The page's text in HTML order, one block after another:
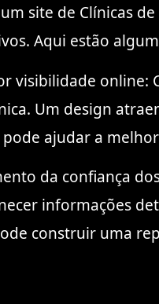
site de Clínicas
Aqui estão
visibilidade online:
Um design
pode ajudar a
da confiança
informações
construir uma